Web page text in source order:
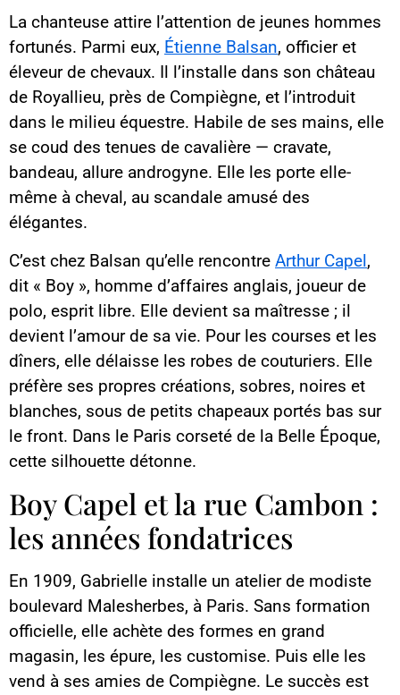
La chanteuse attire l’attention de jeunes hommes
fortunés. Parmi eux, Étienne Balsan, officier et
éleveur de chevaux. Il l’installe dans son château
de Royallieu, près de Compiègne, et l’introduit
dans le milieu équestre. Habile de ses mains, elle
se coud des tenues de cavalière — cravate,
bandeau, allure androgyne. Elle les porte elle-
même à cheval, au scandale amusé des
élégantes.
C’est chez Balsan qu’elle rencontre Arthur Capel,
dit « Boy », homme d’affaires anglais, joueur de
polo, esprit libre. Elle devient sa maîtresse ; il
devient l’amour de sa vie. Pour les courses et les
dîners, elle délaisse les robes de couturiers. Elle
préfère ses propres créations, sobres, noires et
blanches, sous de petits chapeaux portés bas sur
le front. Dans le Paris corseté de la Belle Époque,
cette silhouette détonne.
Boy Capel et la rue Cambon :
les années fondatrices
En 1909, Gabrielle installe un atelier de modiste
boulevard Malesherbes, à Paris. Sans formation
officielle, elle achète des formes en grand
magasin, les épure, les customise. Puis elle les
vend à ses amies de Compiègne. Le succès est